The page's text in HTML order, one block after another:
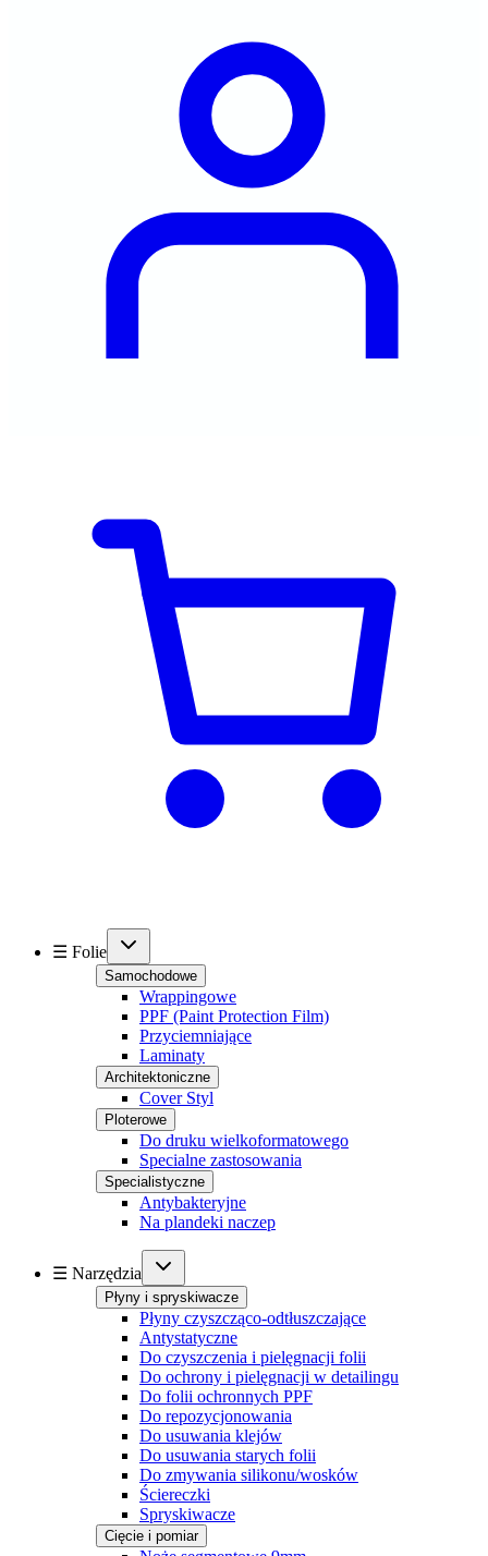
☰ Folie
Samochodowe
Wrappingowe
PPF (Paint Protection Film)
Przyciemniające
Laminaty
Architektoniczne
Cover Styl
Ploterowe
Do druku wielkoformatowego
Specialne zastosowania
Specialistyczne
Antybakteryjne
Na plandeki naczep
☰ Narzędzia
Płyny i spryskiwacze
Płyny czyszcząco-odtłuszczające
Antystatyczne
Do czyszczenia i pielęgnacji folii
Do ochrony i pielęgnacji w detailingu
Do folii ochronnych PPF
Do repozycjonowania
Do usuwania klejów
Do usuwania starych folii
Do zmywania silikonu/wosków
Ściereczki
Spryskiwacze
Cięcie i pomiar